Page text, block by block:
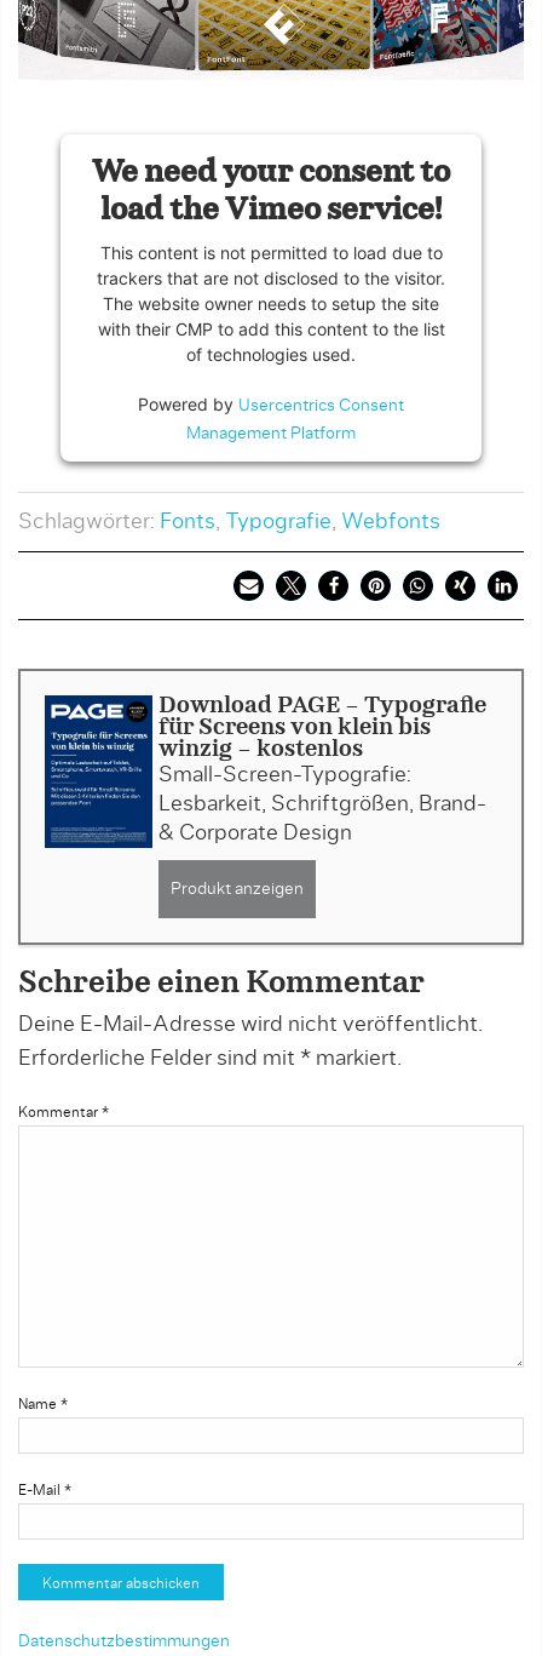
We need your consent to
load the Vimeo service!
This content is not permitted to load due to
trackers that are not disclosed to the visitor.
The website owner needs to setup the site
with their CMP to add this content to the list
of technologies used.
Powered by Usercentrics Consent
Management Platform
Schlagwörter: Fonts, Typografie, Webfonts
Download PAGE - Typografie
für Screens von klein bis
winzig - kostenlos
Small-Screen-Typografie:
Lesbarkeit, Schriftgrößen, Brand-
& Corporate Design
Produkt anzeigen
Schreibe einen Kommentar
Deine E-Mail-Adresse wird nicht veröffentlicht.
Erforderliche Felder sind mit * markiert.
Kommentar *
Name *
E-Mail *
Datenschutzbestimmungen